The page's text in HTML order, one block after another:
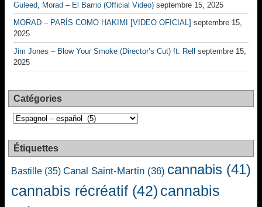
Guleed, Morad – El Barrio (Official Video) septembre 15, 2025
MORAD – PARÍS COMO HAKIMI [VIDEO OFICIAL] septembre 15,
2025
Jim Jones – Blow Your Smoke (Director’s Cut) ft. Rell
septembre 15,
2025
Catégories
Catégories
Étiquettes
Bastille (35) Canal Saint-Martin (36) cannabis (41)
cannabis récréatif (42) cannabis